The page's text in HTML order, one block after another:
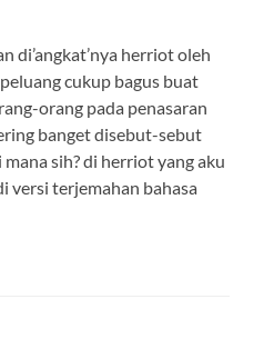
di’angkat’nya herriot oleh
cukup bagus buat
orang pada penasaran
banget disebut-sebut
sih? di herriot yang aku
versi terjemahan bahasa